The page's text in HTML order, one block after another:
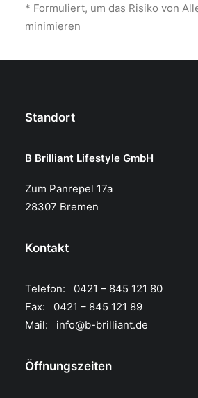
* Formuliert, um das Risiko von
minimieren
Standort
B Brilliant Lifestyle GmbH
Zum Panrepel 17a
28307 Bremen
Kontakt
Telefon: 0421 – 845 121 80
Fax: 0421 – 845 121 89
Mail: info@b-brilliant.de
Öffnungszeiten